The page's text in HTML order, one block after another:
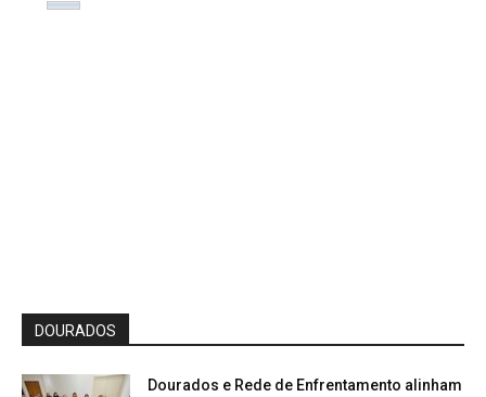
DOURADOS
Dourados e Rede de Enfrentamento alinham